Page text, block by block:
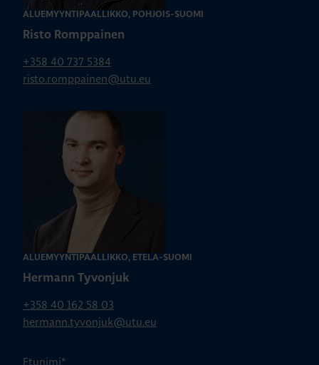
ALUEMYYNTIPÄÄLLIKKÖ, POHJOIS-SUOMI
Risto Romppainen
+358 40 737 5384
risto.romppainen@utu.eu
ALUEMYYNTIPÄÄLLIKKÖ, ETELÄ-SUOMI
Hermann Tyvonjuk
+358 40 162 58 03
hermann.tyvonjuk@utu.eu
Etunimi*